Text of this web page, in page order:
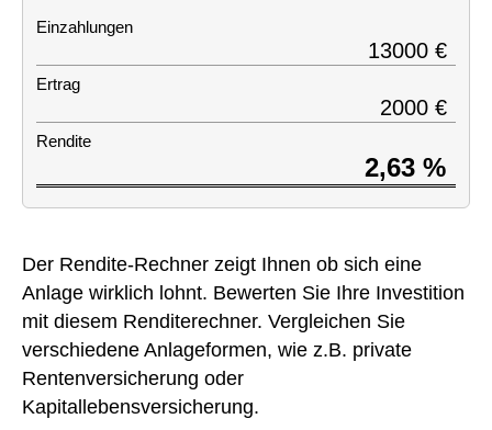
Einzahlungen
Ertrag
Rendite
Der Rendite-Rechner zeigt Ihnen ob sich eine
Anlage wirklich lohnt. Bewerten Sie Ihre Investition
mit diesem Renditerechner. Vergleichen Sie
verschiedene Anlageformen, wie z.B. private
Rentenversicherung oder
Kapitallebensversicherung.